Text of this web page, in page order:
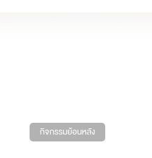
กิจกรรมย้อนหลัง